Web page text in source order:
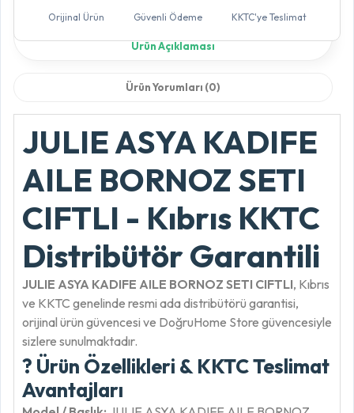
Orijinal Ürün Güvenli Ödeme KKTC'ye Teslimat
Ürün Açıklaması
Ürün Yorumları (0)
JULIE ASYA KADIFE
AILE BORNOZ SETI
CIFTLI - Kıbrıs KKTC
Distribütör Garantili
JULIE ASYA KADIFE AILE BORNOZ SETI CIFTLI, Kıbrıs
ve KKTC genelinde resmi ada distribütörü garantisi,
orijinal ürün güvencesi ve DoğruHome Store güvencesiyle
sizlere sunulmaktadır.
? Ürün Özellikleri & KKTC Teslimat
Avantajları